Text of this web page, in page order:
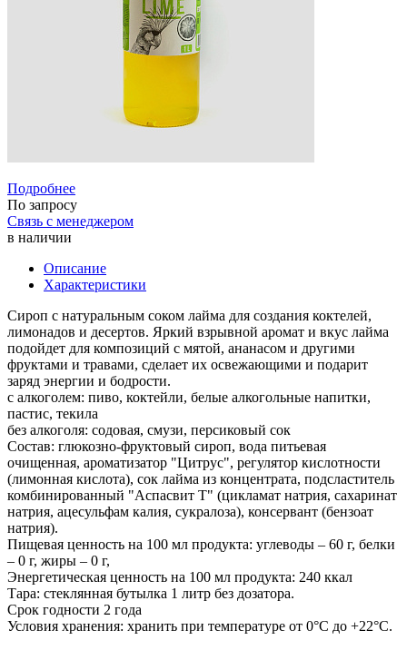
Подробнее
По запросу
Связь с менеджером
в наличии
Описание
Характеристики
Сироп с натуральным соком лайма для создания коктелей,
лимонадов и десертов. Яркий взрывной аромат и вкус лайма
подойдет для композиций с мятой, ананасом и другими
фруктами и травами, сделает их освежающими и подарит
заряд энергии и бодрости.
с алкоголем: пиво, коктейли, белые алкогольные напитки,
пастис, текила
без алкоголя: содовая, смузи, персиковый сок
Состав: глюкозно-фруктовый сироп, вода питьевая
очищенная, ароматизатор "Цитрус", регулятор кислотности
(лимонная кислота), сок лайма из концентрата, подсластитель
комбинированный "Аспасвит Т" (цикламат натрия, сахаринат
натрия, ацесульфам калия, сукралоза), консервант (бензоат
натрия).
Пищевая ценность на 100 мл продукта: углеводы – 60 г, белки
– 0 г, жиры – 0 г,
Энергетическая ценность на 100 мл продукта: 240 ккал
Тара: стеклянная бутылка 1 литр без дозатора.
Срок годности 2 года
Условия хранения: хранить при температуре от 0°С до +22°С.